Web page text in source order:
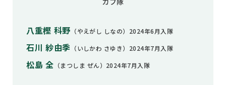
八重樫 科野 （やえがし しなの）2024年6月入隊
石川 紗由季 （いしかわ さゆき）2024年7月入隊
松島 全 （まつしま ぜん）2024年7月入隊